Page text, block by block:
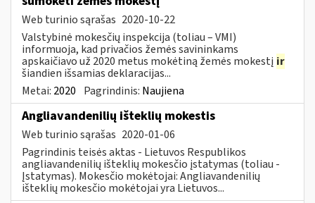
Web turinio sąrašas 2020-10-22
Valstybinė mokesčių inspekcija (toliau – VMI)
informuoja, kad privačios žemės savininkams
apskaičiavo už 2020 metus mokėtiną žemės mokestį ir
šiandien išsamias deklaracijas...
Metai: 2020 Pagrindinis: Naujiena
Angliavandenilių išteklių mokestis
Web turinio sąrašas 2020-01-06
Pagrindinis teisės aktas - Lietuvos Respublikos
angliavandenilių išteklių mokesčio įstatymas (toliau -
Įstatymas). Mokesčio mokėtojai: Angliavandenilių
išteklių mokesčio mokėtojai yra Lietuvos...